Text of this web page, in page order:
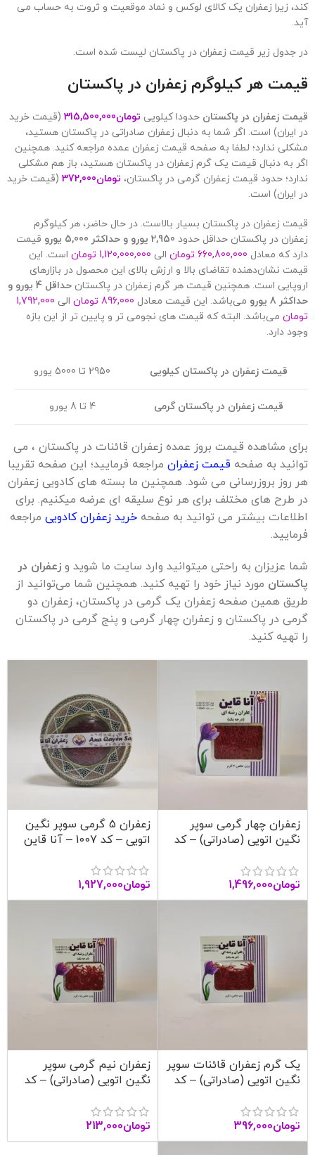
کند، زیرا زعفران یک کالای لوکس و نماد موقعیت و ثروت به حساب می
آید.
در جدول زیر قیمت زعفران در پاکستان لیست شده است.
قیمت هر کیلوگرم زعفران در پاکستان
قیمت زعفران در پاکستان حدودا کیلویی تومان315,500,000 (قیمت خرید
در ایران) است. اگر شما به دنبال زعفران صادراتی در پاکستان هستید،
مشکلی ندارد؛ لطفا به صفحه قیمت زعفران عمده مراجعه کنید. همچنین
اگر به دنبال قیمت یک گرم زعفران در پاکستان هستید، باز هم مشکلی
ندارد؛ حدود قیمت زعفران گرمی در پاکستان، تومان372,000 (قیمت خرید
در ایران) است.
قیمت زعفران در پاکستان بسیار بالاست. در حال حاضر، هر کیلوگرم
زعفران در پاکستان حداقل حدود 2,950 یورو و حداکثر 5,000 یورو
قیمت
دارد که معادل 660,800,000 تومان الی 1,120,000,000 تومان
است. این
قیمت نشان‌دهنده تقاضای بالا و ارزش بالای این محصول در بازارهای
اروپایی است. همچنین قیمت هر گرم زعفران در پاکستان
حداقل 4 یورو و
حداکثر 8 یورو
می‌باشد. این قیمت معادل 896,000 تومان الی 1,792,000
تومان می‌باشد. البته که قیمت های نجومی تر و پایین تر از این بازه
وجود دارد.
قیمت زعفران در پاکستان کیلویی 2950 تا 5000 یورو
قیمت زعفران در پاکستان گرمی 4 تا 8 یورو
برای مشاهده قیمت بروز عمده زعفران قائنات در پاکستان ، می
توانید به صفحه قیمت زعفران مراجعه فرمایید؛ این صفحه تقریبا
هر روز بروزرسانی می شود. همچنین ما بسته های کادویی زعفران
در طرح های مختلف برای هر نوع سلیقه ای عرضه میکنیم. برای
اطلاعات بیشتر می توانید به صفحه خرید زعفران کادویی مراجعه
فرمایید.
شما عزیزان به راحتی میتوانید وارد سایت ما شوید و زعفران در
پاکستان مورد نیاز خود را تهیه کنید. همچنین شما می‌توانید از
طریق همین صفحه زعفران یک گرمی در پاکستان، زعفران دو
گرمی در پاکستان و زعفران چهار گرمی و پنج گرمی در پاکستان
را تهیه کنید.
زعفران چهار گرمی سوپر
نگین اتویی (صادراتی) – کد
تومان1,496,000
زعفران 5 گرمی سوپر نگین
اتویی – کد 1007 – آنا قاین
تومان1,927,000
یک گرم زعفران قائنات سوپر
نگین اتویی (صادراتی) – کد
تومان396,000
زعفران نیم گرمی سوپر
نگین اتویی (صادراتی) – کد
تومان213,000